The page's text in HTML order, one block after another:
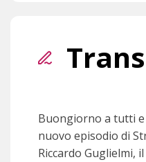
Buongiorno a tutti
nuovo episodio di
Riccardo Guglielmi,